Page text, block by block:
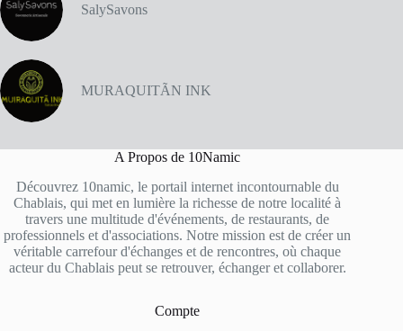
SalySavons
MURAQUITÃN INK
A Propos de 10Namic
Découvrez 10namic, le portail internet incontournable du
Chablais, qui met en lumière la richesse de notre localité à
travers une multitude d'événements, de restaurants, de
professionnels et d'associations. Notre mission est de créer un
véritable carrefour d'échanges et de rencontres, où chaque
acteur du Chablais peut se retrouver, échanger et collaborer.
Compte